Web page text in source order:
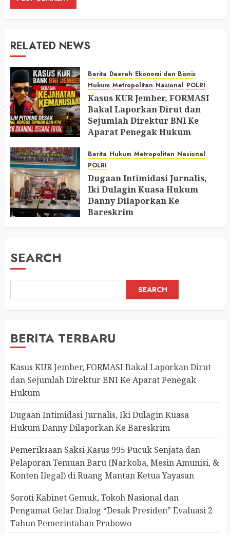
RELATED NEWS
Berita Daerah Ekonomi dan Bisnis
Hukum Metropolitan Nasional POLRI
Kasus KUR Jember, FORMASI
Bakal Laporkan Dirut dan
Sejumlah Direktur BNI Ke
Aparat Penegak Hukum
Berita Hukum Metropolitan Nasional
POLRI
Dugaan Intimidasi Jurnalis,
Iki Dulagin Kuasa Hukum
Danny Dilaporkan Ke
Bareskrim
SEARCH
SEARCH
BERITA TERBARU
Kasus KUR Jember, FORMASI Bakal Laporkan Dirut
dan Sejumlah Direktur BNI Ke Aparat Penegak
Hukum
Dugaan Intimidasi Jurnalis, Iki Dulagin Kuasa
Hukum Danny Dilaporkan Ke Bareskrim
Pemeriksaan Saksi Kasus 995 Pucuk Senjata dan
Pelaporan Temuan Baru (Narkoba, Mesin Amunisi, &
Konten Ilegal) di Ruang Mantan Ketua Yayasan
Soroti Kabinet Gemuk, Tokoh Nasional dan
Pengamat Gelar Dialog “Desak Presiden” Evaluasi 2
Tahun Pemerintahan Prabowo